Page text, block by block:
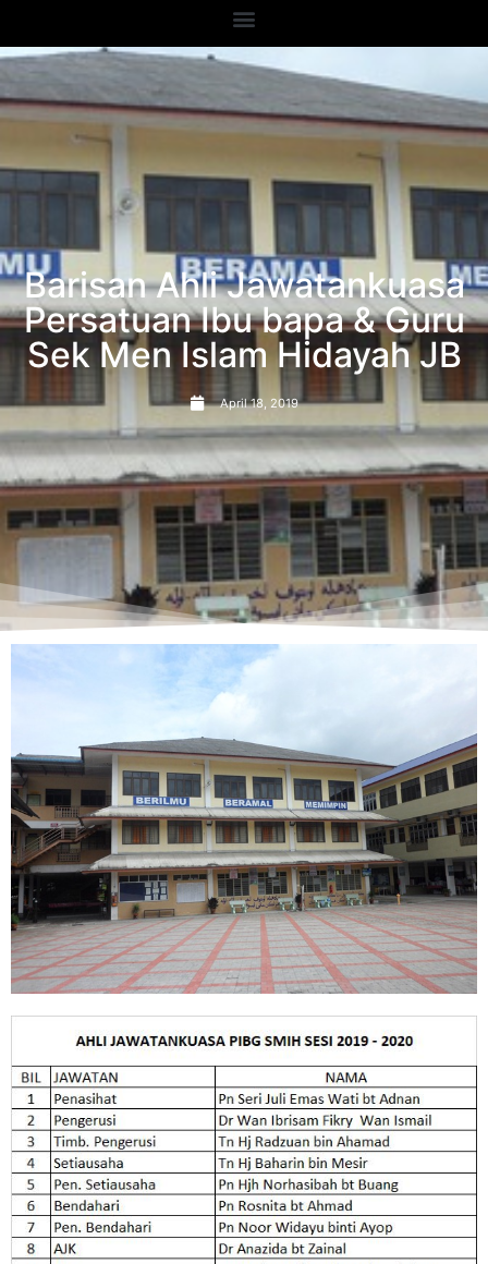
Barisan Ahli Jawatankuasa
Persatuan Ibu bapa & Guru
Sek Men Islam Hidayah JB
April 18, 2019